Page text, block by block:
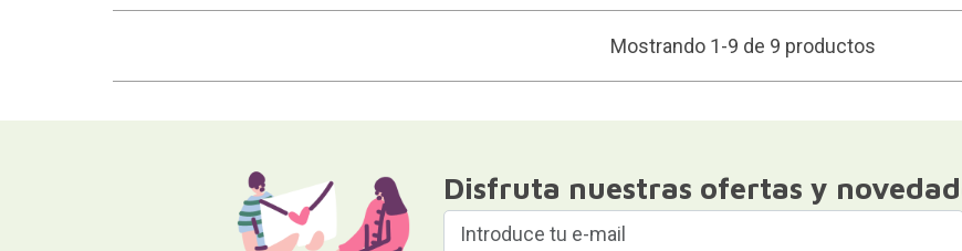
Mostrando 1-9 de 9 productos
Disfruta nuestras ofertas y